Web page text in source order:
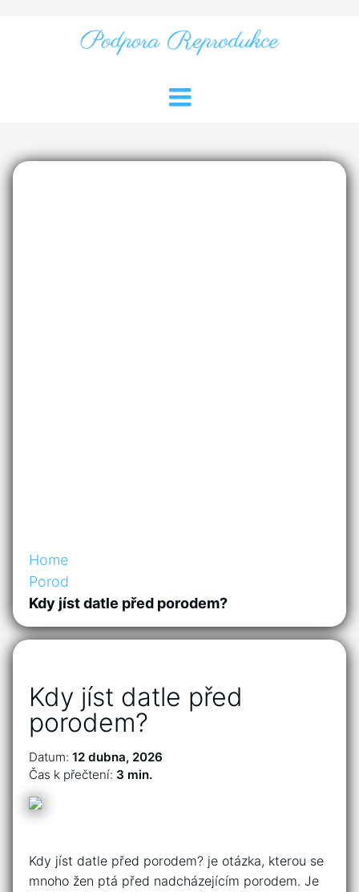
Home
Porod
Kdy jíst datle před porodem?
Kdy jíst datle před
porodem?
Datum: 12 dubna, 2026
Čas k přečtení: 3 min.
Kdy jíst datle před porodem? je otázka, kterou se
mnoho žen ptá před nadcházejícím porodem. Je